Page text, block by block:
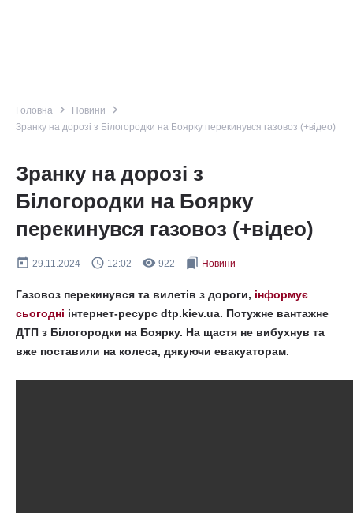
Головна navigate_next Новини navigate_next
Зранку на дорозі з Білогородки на Боярку перекинувся газовоз (+відео)
Зранку на дорозі з
Білогородки на Боярку
перекинувся газовоз (+відео)
today 29.11.2024 query_builder 12:02 remove_red_eye 922 bookmarks Новини
Газовоз перекинувся та вилетів з дороги, інформує
сьогодні інтернет-ресурс dtp.kiev.ua. Потужне вантажне
ДТП з Білогородки на Боярку. На щастя не вибухнув та
вже поставили на колеса, дякуючи евакуаторам.